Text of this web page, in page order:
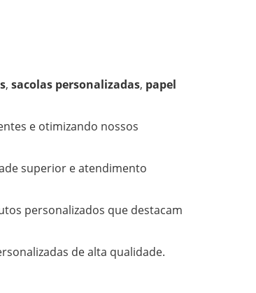
, sacolas personalizadas, papel
e otimizando nossos
superior e atendimento
personalizados que destacam
de alta qualidade.